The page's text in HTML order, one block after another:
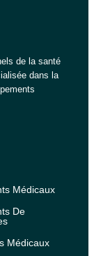
de la santé
dans la
Médicaux
De
Médicaux